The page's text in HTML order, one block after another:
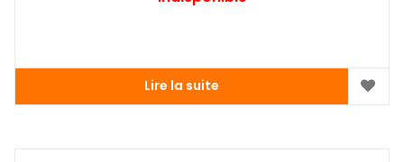
Lire la suite